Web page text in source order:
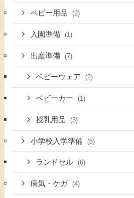
ベビー用品 (2)
入園準備 (1)
出産準備 (7)
ベビーウェア (2)
ベビーカー (1)
授乳用品 (3)
小学校入学準備 (8)
ランドセル (6)
病気・ケガ (4)